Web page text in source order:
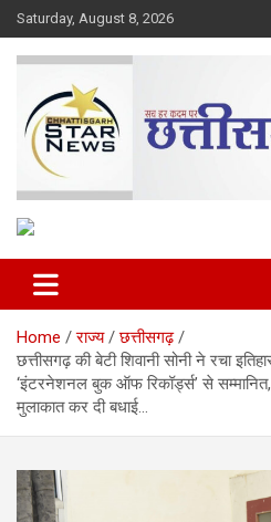
Skip
to
content
Saturday, August 8, 2026
Chhattisgarh Star
Home राज्य
छत्तीसगढ़
छत्तीसगढ़ की बेटी शिवानी सोनी ने रचा
‘इंटरनेशनल बुक ऑफ रिकॉर्ड्स’ से
मुलाकात कर दी बधाई…